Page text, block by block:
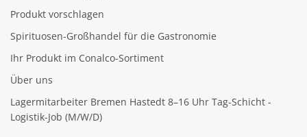
Produkt vorschlagen
Spirituosen-Großhandel für die Gastronomie
Ihr Produkt im Conalco-Sortiment
Über uns
Lagermitarbeiter Bremen Hastedt 8–16 Uhr Tag-Schicht -
Logistik-Job (M/W/D)